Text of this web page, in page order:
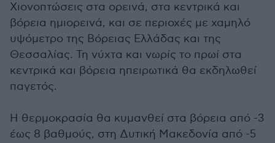
Χιονοπτώσεις στα ορεινά, στα κεντρικά και
βόρεια ημιορεινά, και σε περιοχές με χαμηλό
υψόμετρο της Βόρειας Ελλάδας και της
Θεσσαλίας. Τη νύχτα και νωρίς το πρωί στα
κεντρικά και βόρεια ηπειρωτικά θα εκδηλωθεί
παγετός.
Η θερμοκρασία θα κυμανθεί στα βόρεια από -3
έως 8 βαθμούς, στη Δυτική Μακεδονία από -5